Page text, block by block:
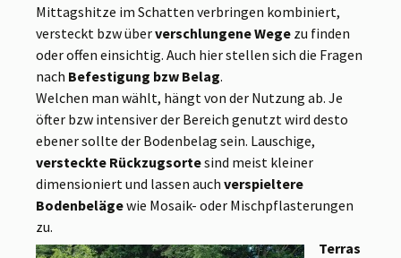
Mittagshitze im Schatten verbringen kombiniert,
versteckt bzw überverschlungene Wege zu finden
oder offen einsichtig. Auch hier stellen sich die Fragen
nach Befestigung bzw Belag.
Welchen man wählt, hängt von der Nutzung ab. Je
öfter bzw intensiver der Bereich genutzt wird desto
ebener sollte der Bodenbelag sein. Lauschige,
versteckte Rückzugsortesind meist kleiner
dimensioniert und lassen auch verspieltere
Bodenbelägewie Mosaik- oder Mischpflasterungen
zu.
Terras